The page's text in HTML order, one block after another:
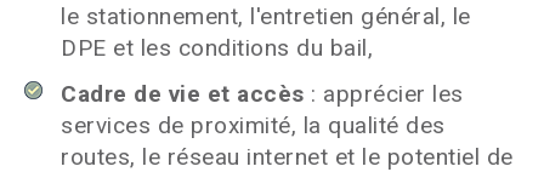
le stationnement, l'entretien général, le
DPE et les conditions du bail,
Cadre de vie et accès : apprécier les
services de proximité, la qualité des
routes, le réseau internet et le potentiel de